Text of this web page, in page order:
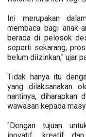
Ini merupakan
membaca bagi anak-
berada di pelosok
seperti sekarang,
belum diizinkan," ujar
Tidak hanya itu
yang dilaksanakan
nantinya, diharapkan
wawasan kepada
"Dengan tujuan